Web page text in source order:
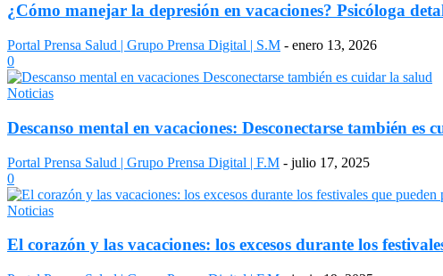
¿Cómo manejar la depresión en vacaciones? Psicóloga
Portal Prensa Salud | Grupo Prensa Digital | S.M - enero 13, 2026
0
Noticias
Descanso mental en vacaciones: Desconectarse también es
Portal Prensa Salud | Grupo Prensa Digital | F.M - julio 17, 2025
0
Noticias
El corazón y las vacaciones: los excesos durante los